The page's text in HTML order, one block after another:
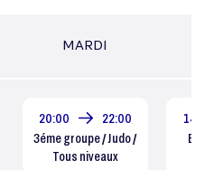
MARDI
20:00
22:00
3éme groupe / Judo /
Tous niveaux
14:00
Eveil